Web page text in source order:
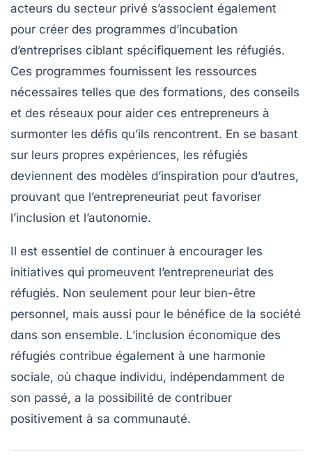
acteurs du secteur privé s’associent également
pour créer des programmes d’incubation
d’entreprises ciblant spécifiquement les réfugiés.
Ces programmes fournissent les ressources
nécessaires telles que des formations, des conseils
et des réseaux pour aider ces entrepreneurs à
surmonter les défis qu’ils rencontrent. En se basant
sur leurs propres expériences, les réfugiés
deviennent des modèles d’inspiration pour d’autres,
prouvant que l’entrepreneuriat peut favoriser
l’inclusion et l’autonomie.
Il est essentiel de continuer à encourager les
initiatives qui promeuvent l’entrepreneuriat des
réfugiés. Non seulement pour leur bien-être
personnel, mais aussi pour le bénéfice de la société
dans son ensemble. L’inclusion économique des
réfugiés contribue également à une harmonie
sociale, où chaque individu, indépendamment de
son passé, a la possibilité de contribuer
positivement à sa communauté.